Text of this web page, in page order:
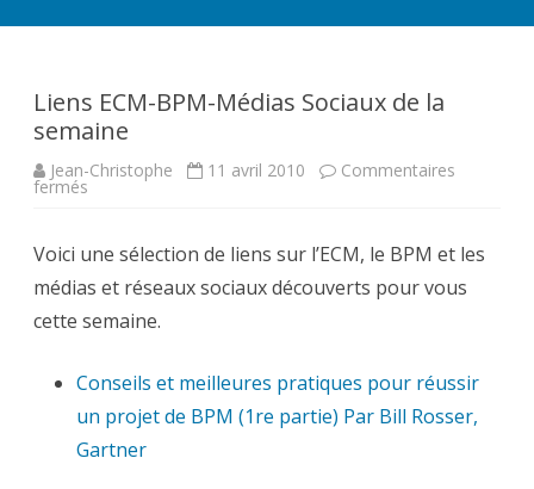
Liens ECM-BPM-Médias Sociaux de la
semaine
Jean-Christophe 11 avril 2010 Commentaires
fermés
Médias
Sociaux
de
la
semaine
Voici une sélection de liens sur l’ECM, le BPM et les
médias et réseaux sociaux découverts pour vous
cette semaine.
Conseils et meilleures pratiques pour réussir
un projet de BPM (1re partie) Par Bill Rosser,
Gartner